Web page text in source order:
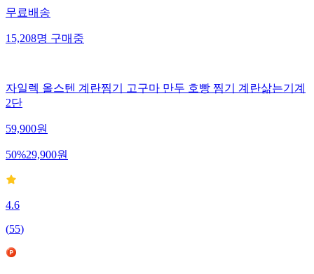
무료배송
15,208명 구매중
자일렉 올스텐 계란찜기 고구마 만두 호빵 찜기 계란삶는기계
2단
59,900원
50%29,900원
4.6
(55)